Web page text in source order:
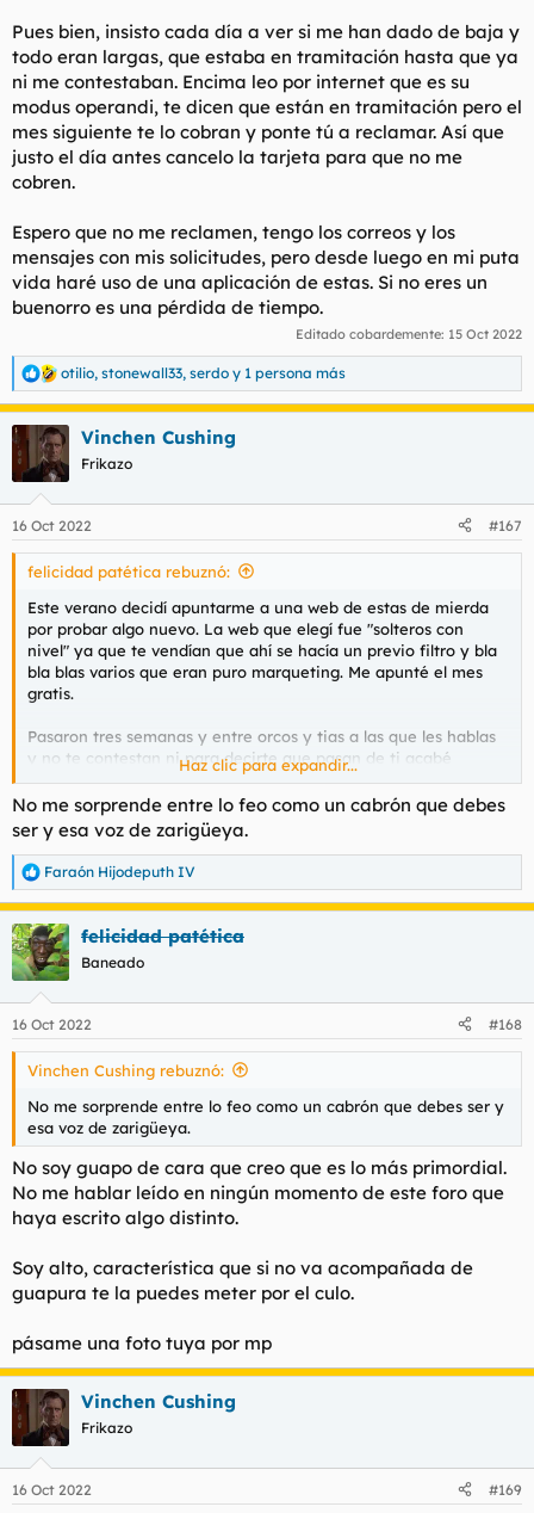
Pues bien, insisto cada día a ver si me han dado de baja y
todo eran largas, que estaba en tramitación hasta que ya
ni me contestaban. Encima leo por internet que es su
modus operandi, te dicen que están en tramitación pero el
mes siguiente te lo cobran y ponte tú a reclamar. Así que
justo el día antes cancelo la tarjeta para que no me
cobren.
Espero que no me reclamen, tengo los correos y los
mensajes con mis solicitudes, pero desde luego en mi puta
vida haré uso de una aplicación de estas. Si no eres un
buenorro es una pérdida de tiempo.
Editado cobardemente: 15 Oct 2022
R
e
a
c
c
i
e
s
otilio, stonewall33, serdo y 1 persona más
Vinchen Cushing
Frikazo
16 Oct 2022 #167
felicidad patética rebuznó:
Este verano decidí apuntarme a una web de estas de mierda
por probar algo nuevo. La web que elegí fue "solteros con
nivel" ya que te vendían que ahí se hacía un previo filtro y bla
bla blas varios que eran puro marqueting. Me apunté el mes
gratis.
Pasaron tres semanas y entre orcos y tias a las que les hablas
y no te contestan ni para decirte que pasan de ti acabé
asqueado. Encima en la cuarte semana pido la baja y
"milagrosamente" me hablan dos chicas monas eso sí con
conversación insulta y que contestan cada 20 min. Para mí
eran claramente bots así que proceso a solicitar la baja cuatro
días antes de que se ejecute la renovación automática.
Pues bien, insisto cada día a ver si me han dado de baja y todo
eran largas, que estaba en tramitación hasta que ya ni me
contestaban. Encima leo por internet que es su modus
operandi, te dicen que están en tramitación pero el mes
siguiente te lo cobran y ponte tú a reclamar. Así que justo el
día antes cancelo la tarjeta para que no me cobren.
Espero que no me reclamen, tengo los correos y los mensajes
con mis solicitudes, pero desde luego en mi puta vida haré uso
de una aplicación de estas. Si no eres un buenorro es una
pérdida de tiempo.
Haz clic para expandir...
No me sorprende entre lo feo como un cabrón que debes
ser y esa voz de zarigüeya.
R
e
a
c
c
i
e
s
Faraón Hijodeputh IV
felicidad patética
Baneado
16 Oct 2022 #168
Vinchen Cushing rebuznó:
No me sorprende entre lo feo como un cabrón que debes ser y
esa voz de zarigüeya.
No soy guapo de cara que creo que es lo más primordial.
No me hablar leído en ningún momento de este foro que
haya escrito algo distinto.
Soy alto, característica que si no va acompañada de
guapura te la puedes meter por el culo.
pásame una foto tuya por mp
Vinchen Cushing
Frikazo
16 Oct 2022 #169